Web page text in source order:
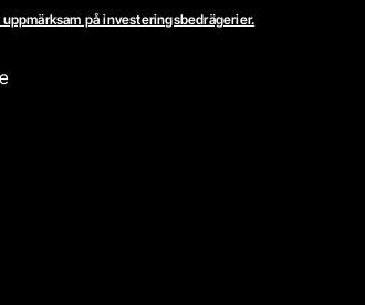
uppmärksam på investeringsbedrägerier.